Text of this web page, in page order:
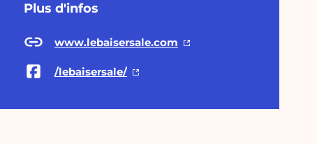
Plus d'infos
www.lebaisersale.com
/lebaisersale/